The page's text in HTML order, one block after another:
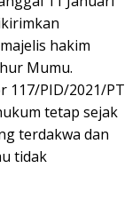
hakim
Mumu.
117/PID/2021/PT
tetap sejak
terdakwa dan
tidak